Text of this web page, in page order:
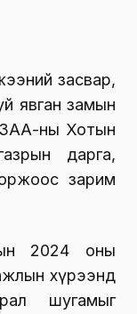
засвар,
явган замын
ны Хотын
дарга,
зарим
2024 оны
хүрээнд
шугамыг